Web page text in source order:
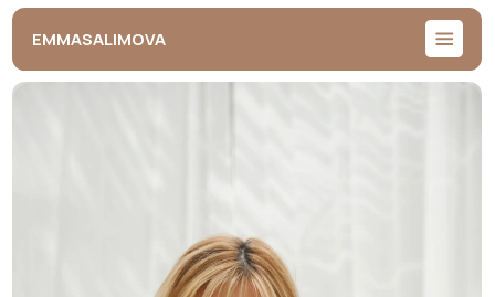
EMMASALIMOVA